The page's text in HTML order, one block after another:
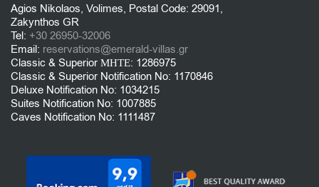
Agios Nikolaos, Volimes, Postal Code: 29091,
Zakynthos GR
Tel: +30 26950-32006
Email: reservations@emerald-villas.gr
Classic & Superior ΜΗΤΕ: 1286975
Classic & Superior Notification No: 1170846
Deluxe Notification No: 1034215
Suites Notification No: 1007885
Caves Notification No: 1111487